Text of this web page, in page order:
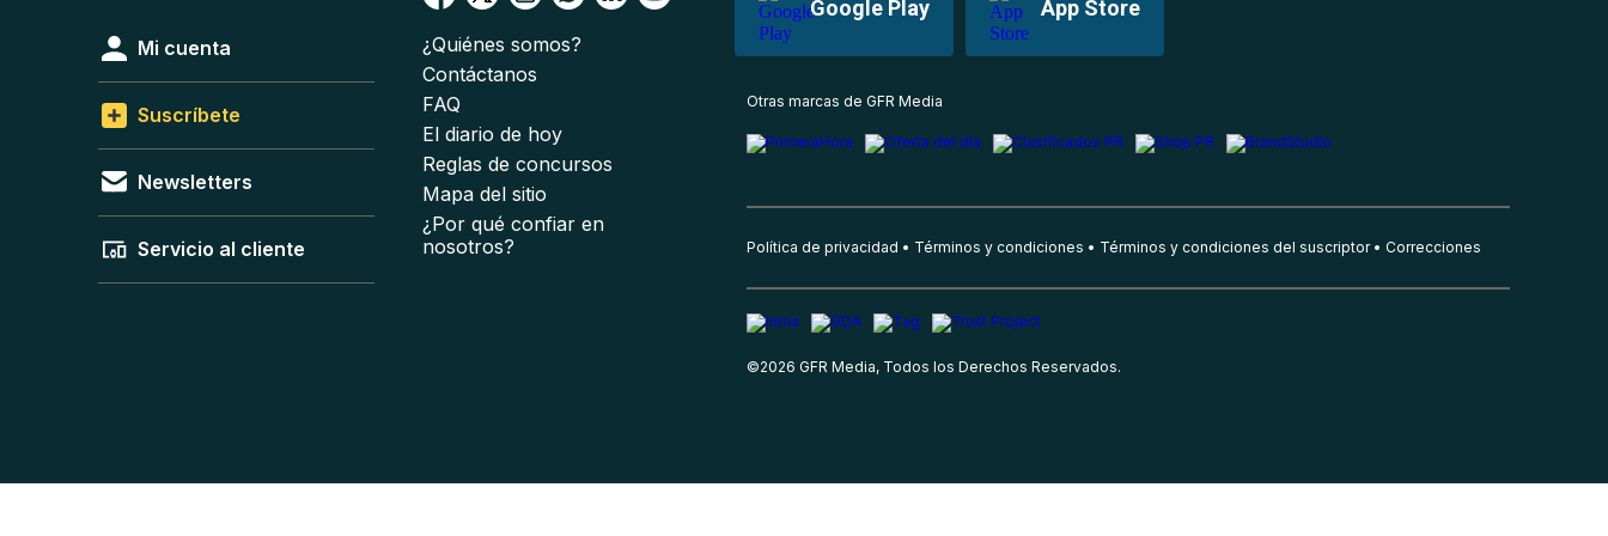
Google Play App Store
Mi cuenta
Suscríbete
Newsletters
Servicio al cliente
¿Quiénes somos?
Contáctanos
FAQ
El diario de hoy
Reglas de concursos
Mapa del sitio
¿Por qué confiar en
nosotros?
Otras marcas de GFR Media
Política de privacidad Términos y condiciones Términos y condiciones del suscriptor Correcciones
©2026 GFR Media, Todos los Derechos Reservados.